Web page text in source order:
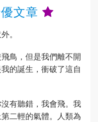
文章
。
鳥，但是我們離不開
的誕生，衝破了這自
有聽錯，我會飛。我
二輕的氣體。人類為